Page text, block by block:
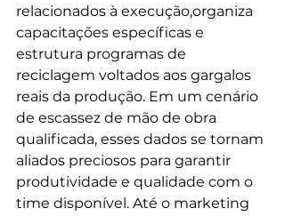
relacionados à execução,organiza
capacitações específicas e
estrutura programas de
reciclagem voltados aos gargalos
reais da produção. Em um cenário
de escassez de mão de obra
qualificada, esses dados se tornam
aliados preciosos para garantir
produtividade e qualidade com o
time disponível. Até o marketing